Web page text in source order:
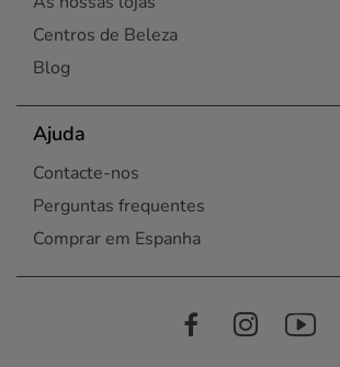
Centros de Beleza
Blog
Ajuda
Contacte-nos
Perguntas frequentes
Comprar em Espanha